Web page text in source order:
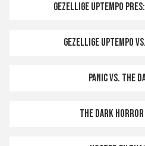
Gezellige Uptempo
Gezellige Uptempo
Panic vs. The
The Dark Horror